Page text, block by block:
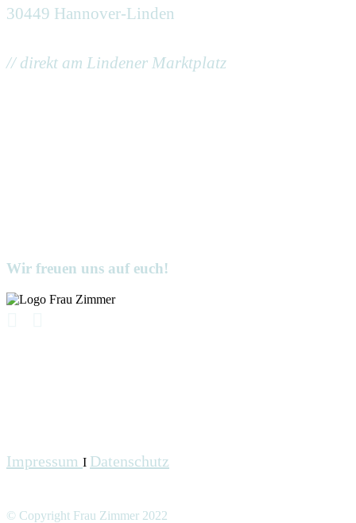
30449 Hannover-Linden
// direkt am Lindener Marktplatz
Wir freuen uns auf euch!
Impressum I Datenschutz
© Copyright Frau Zimmer 2022